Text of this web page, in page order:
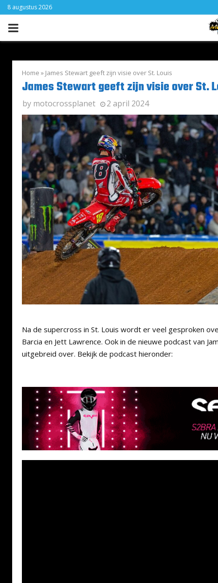
8 augustus 2026
PRIMARY
Home » James Stewart geeft zijn visie over St. Louis
James Stewart geeft zijn visie over St.
by motocrossplanet 2 april 2024
Na de supercross in St. Louis wordt er veel gesproken
Barcia en Jett Lawrence. Ook in de nieuwe podcast van
uitgebreid over. Bekijk de podcast hieronder: